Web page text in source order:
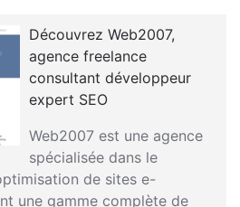
Découvrez Web2007,
agence freelance
consultant développeur
expert SEO
Web2007 est une agence
spécialisée dans le
de sites e-
une gamme complète de